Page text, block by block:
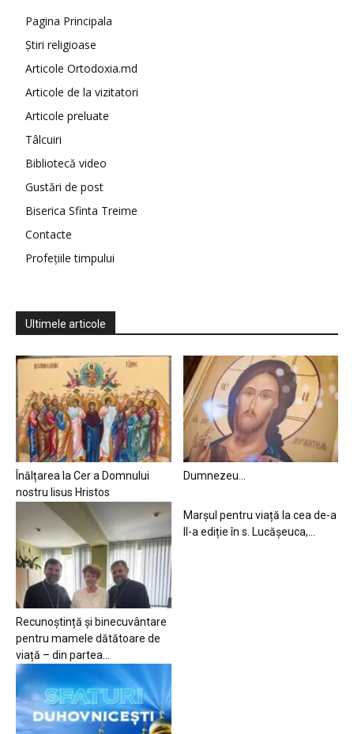
Pagina Principala
Știri religioase
Articole Ortodoxia.md
Articole de la vizitatori
Articole preluate
Tâlcuiri
Bibliotecă video
Gustări de post
Biserica Sfinta Treime
Contacte
Profețiile timpului
Ultimele articole
Înălțarea la Cer a Domnului
nostru Iisus Hristos
Dumnezeu…
Recunoștință și binecuvântare
pentru mamele dătătoare de
viață – din partea...
Marșul pentru viață la cea de-a
II-a ediție în s. Lucășeuca,...